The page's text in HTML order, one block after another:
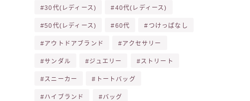
30代(レディース) 40代(レディース)
50代(レディース) 60代 つけっぱなし
アウトドアブランド アクセサリー
サンダル ジュエリー ストリート
スニーカー トートバッグ
ハイブランド バッグ